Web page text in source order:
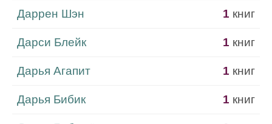
Даррен Шэн 1 книг
Дарси Блейк 1 книг
Дарья Агапит 1 книг
Дарья Бибик 1 книг